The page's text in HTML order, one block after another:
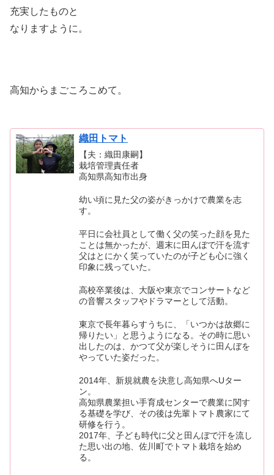
充実したものと
なりますように。
高知からまごころこめて。
織田トマト
【夫：織田康嗣】
栽培管理責任者
高知県高知市出身
幼い頃に見た父の姿がきっかけで農業を志
す。
平日に会社員として働く父の笑った顔を見た
ことは無かったが、週末に田んぼで汗を流す
父はとにかく笑っていたのが子ども心に強く
印象に残っていた。
高校卒業後は、大阪や東京でコンサートなど
の音響スタッフやドラマーとして活動。
東京で長年暮らすうちに、「いつかは故郷に
帰りたい」と思うようになる。その時に思い
出したのは、かつて父が楽しそうに田んぼを
やっていた姿だった。
2014年、新規就農を決意し高知県へUター
ン。
高知県農業担い手育成センターで農業に関す
る基礎を学び、その後は先輩トマト農家にて
研修を行う。
2017年、子ども時代に父と田んぼで汗を流し
た思い出の地、佐川町でトマト栽培を始め
る。